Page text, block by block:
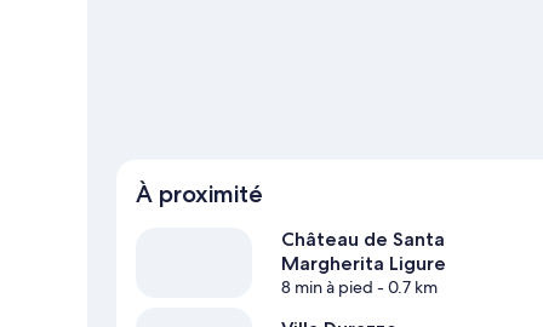
À proximité
Château de Santa
Margherita Ligure
8 min à pied - 0.7 km